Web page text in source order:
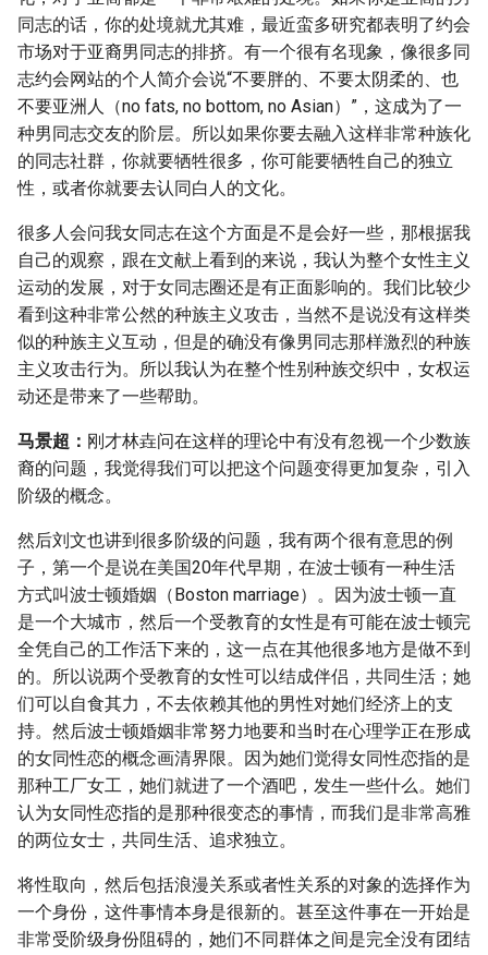
同志的话，你的处境就尤其难，最近蛮多研究都表明了约会
市场对于亚裔男同志的排挤。有一个很有名现象，像很多同
志约会网站的个人简介会说“不要胖的、不要太阴柔的、也
不要亚洲人（no fats, no bottom, no Asian）”，这成为了一
种男同志交友的阶层。所以如果你要去融入这样非常种族化
的同志社群，你就要牺牲很多，你可能要牺牲自己的独立
性，或者你就要去认同白人的文化。
很多人会问我女同志在这个方面是不是会好一些，那根据我
自己的观察，跟在文献上看到的来说，我认为整个女性主义
运动的发展，对于女同志圈还是有正面影响的。我们比较少
看到这种非常公然的种族主义攻击，当然不是说没有这样类
似的种族主义互动，但是的确没有像男同志那样激烈的种族
主义攻击行为。所以我认为在整个性别种族交织中，女权运
动还是带来了一些帮助。
马景超： 刚才林垚问在这样的理论中有没有忽视一个少数族
裔的问题，我觉得我们可以把这个问题变得更加复杂，引入
阶级的概念。
然后刘文也讲到很多阶级的问题，我有两个很有意思的例
子，第一个是说在美国20年代早期，在波士顿有一种生活
方式叫波士顿婚姻（Boston marriage）。因为波士顿一直
是一个大城市，然后一个受教育的女性是有可能在波士顿完
全凭自己的工作活下来的，这一点在其他很多地方是做不到
的。所以说两个受教育的女性可以结成伴侣，共同生活；她
们可以自食其力，不去依赖其他的男性对她们经济上的支
持。然后波士顿婚姻非常努力地要和当时在心理学正在形成
的女同性恋的概念画清界限。因为她们觉得女同性恋指的是
那种工厂女工，她们就进了一个酒吧，发生一些什么。她们
认为女同性恋指的是那种很变态的事情，而我们是非常高雅
的两位女士，共同生活、追求独立。
将性取向，然后包括浪漫关系或者性关系的对象的选择作为
一个身份，这件事情本身是很新的。甚至这件事在一开始是
非常受阶级身份阻碍的，她们不同群体之间是完全没有团结